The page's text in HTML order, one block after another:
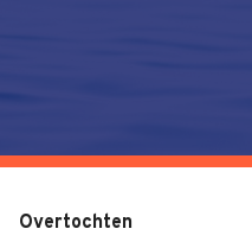
Overtochten